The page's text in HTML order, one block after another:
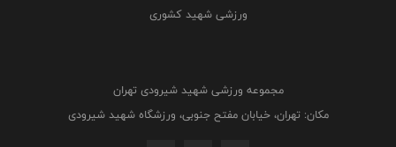
ورزشی شهید کشوری
مجموعه ورزشی شهید شیرودی تهران
مکان: تهران، خیابان مفتح جنوبی، ورزشگاه شهید شیرودی